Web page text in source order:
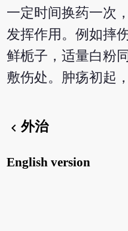
一定时间换药一次
发挥作用。例如摔
鲜栀子，适量白粉
敷伤处。肿疡初起
chevron_left外治
English version